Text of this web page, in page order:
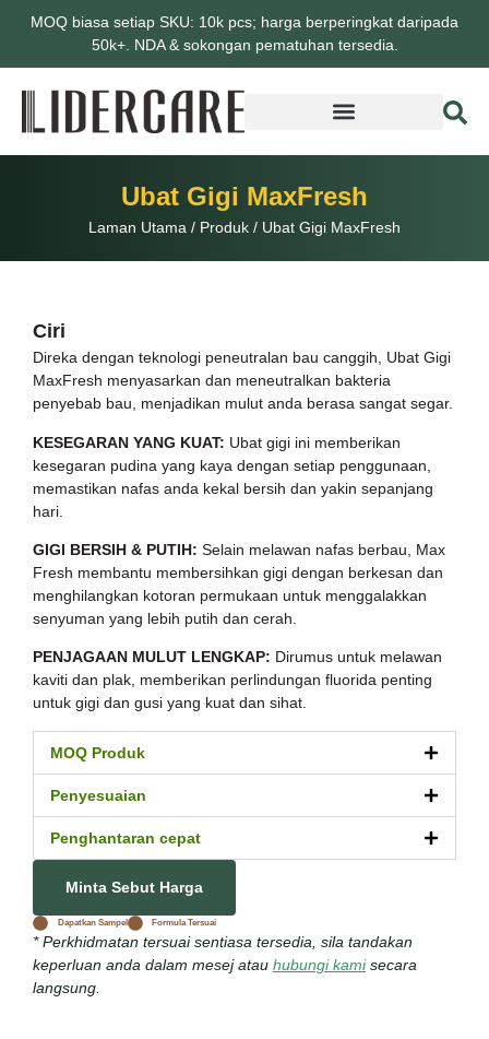
MOQ biasa setiap SKU: 10k pcs; harga berperingkat daripada
50k+. NDA & sokongan pematuhan tersedia.
Ubat Gigi MaxFresh
Laman Utama / Produk / Ubat Gigi MaxFresh
Ciri
Direka dengan teknologi peneutralan bau canggih, Ubat Gigi
MaxFresh menyasarkan dan meneutralkan bakteria
penyebab bau, menjadikan mulut anda berasa sangat segar.
KESEGARAN YANG KUAT: Ubat gigi ini memberikan
kesegaran pudina yang kaya dengan setiap penggunaan,
memastikan nafas anda kekal bersih dan yakin sepanjang
hari.
GIGI BERSIH & PUTIH: Selain melawan nafas berbau, Max
Fresh membantu membersihkan gigi dengan berkesan dan
menghilangkan kotoran permukaan untuk menggalakkan
senyuman yang lebih putih dan cerah.
PENJAGAAN MULUT LENGKAP: Dirumus untuk melawan
kaviti dan plak, memberikan perlindungan fluorida penting
untuk gigi dan gusi yang kuat dan sihat.
MOQ Produk
Penyesuaian
Penghantaran cepat
Minta Sebut Harga
Dapatkan Sampel Formula Tersuai
* Perkhidmatan tersuai sentiasa tersedia, sila tandakan
keperluan anda dalam mesej atau hubungi kamisecara
langsung.